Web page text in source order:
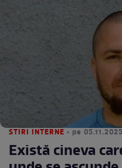
STIRI INTERNE • pe
Există cineva